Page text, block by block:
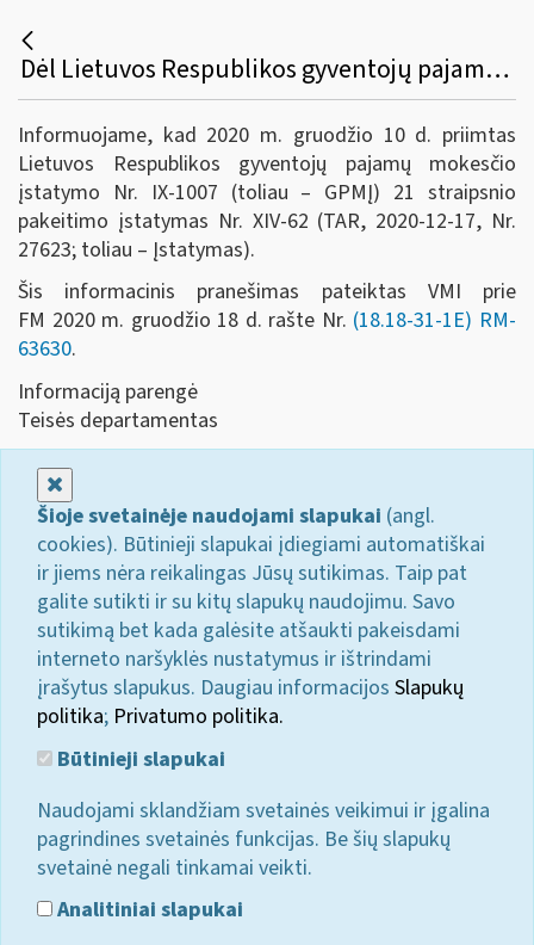
Dėl Lietuvos Respublikos gyventojų pajamų mokesčio įstatymo 21 straipsnio pakeitimo
Informuojame, kad 2020 m. gruodžio 10 d. priimtas
Lietuvos Respublikos gyventojų pajamų mokesčio
įstatymo Nr. IX-1007 (toliau – GPMĮ) 21 straipsnio
pakeitimo įstatymas Nr. XIV-62 (TAR, 2020-12-17, Nr.
27623; toliau – Įstatymas).
Šis informacinis pranešimas pateiktas VMI prie
FM 2020 m. gruodžio 18 d. rašte Nr. (18.18-31-1E) RM-
63630.
Informaciją parengė
Teisės departamentas
Šioje svetainėje naudojami slapukai (angl.
cookies). Būtinieji slapukai įdiegiami automatiškai
ir jiems nėra reikalingas Jūsų sutikimas. Taip pat
galite sutikti ir su kitų slapukų naudojimu. Savo
sutikimą bet kada galėsite atšaukti pakeisdami
interneto naršyklės nustatymus ir ištrindami
įrašytus slapukus. Daugiau informacijos Slapukų
politika; Privatumo politika.
Būtinieji slapukai
Naudojami sklandžiam svetainės veikimui ir įgalina
pagrindines svetainės funkcijas. Be šių slapukų
svetainė negali tinkamai veikti.
Analitiniai slapukai